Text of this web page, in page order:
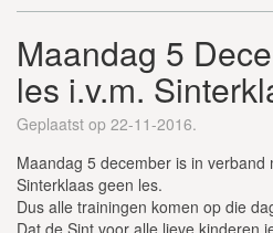
WEBSHOP
Maandag 5
les i.v.m.
Geplaatst op 22-11-2016.
Maandag 5 december is in verband
Sinterklaas geen les.
Dus alle trainingen komen op die
Dat de Sint voor alle lieve kinderen